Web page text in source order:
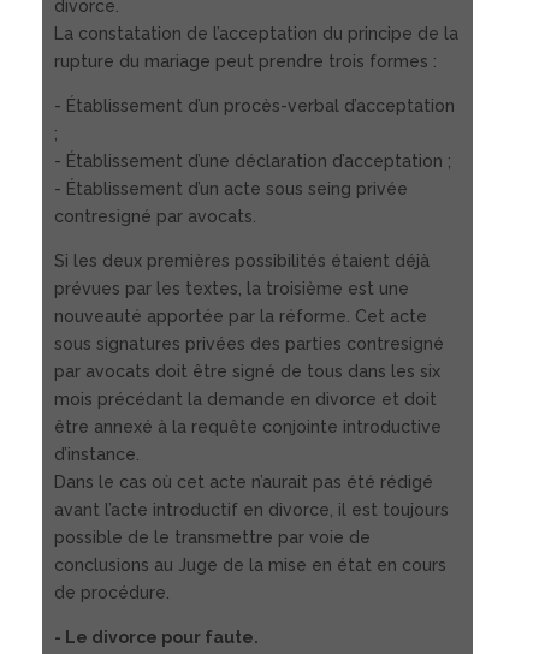
divorce.
La constatation de l’acceptation du principe de la
rupture du mariage peut prendre trois formes :
- Établissement d’un procès-verbal d’acceptation
;
- Établissement d’une déclaration d’acceptation ;
- Établissement d’un acte sous seing privée
contresigné par avocats.
Si les deux premières possibilités étaient déjà
prévues par les textes, la troisième est une
nouveauté apportée par la réforme. Cet acte
sous signatures privées des parties contresigné
par avocats doit être signé de tous dans les six
mois précédant la demande en divorce et doit
être annexé à la requête conjointe introductive
d’instance.
Dans le cas où cet acte n’aurait pas été rédigé
avant l’acte introductif en divorce, il est toujours
possible de le transmettre par voie de
conclusions au Juge de la mise en état en cours
de procédure.
- Le divorce pour faute.